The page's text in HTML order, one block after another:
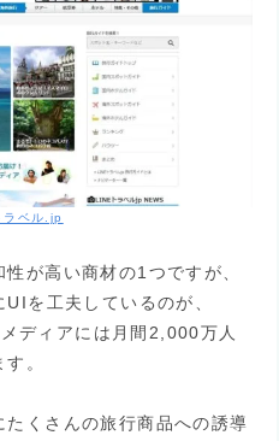
ベル.jp
が高い商材の1つですが、
を工夫しているのが、
ディアには月間2,000万人
。
くさんの旅行商品への誘導